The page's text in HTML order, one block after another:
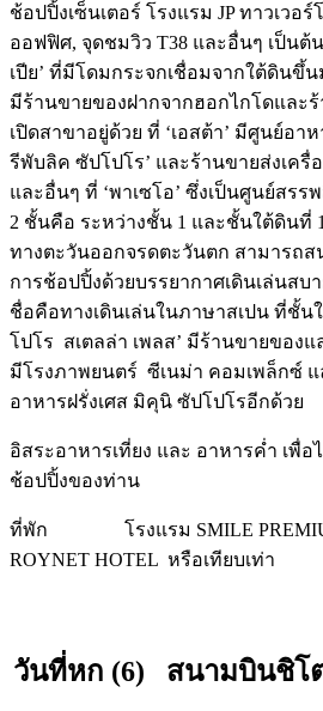
ช้อปปิ้งเซ็นเตอร์ โรงแรม JP ทาวเวอ
ออฟฟิศ, จุดชมวิว T38 และอื่นๆ เป็นต้
เปีย’ ที่มีโดมกระจกเชื่อมจากใต้ดินขึ้
มีร้านขายของฝากจากฮอกไกโดและ
เปิดสาขาอยู่ด้วย ที่ ‘เอสต้า’ มีศูนย์อา
รีพับลิค ซัปโปโร’ และร้านขายส่งเค
และอื่นๆ ที่ ‘พาเซโอ’ ซึ่งเป็นศูนย์สร
2 ชั้นคือ ระหว่างชั้น 1 และชั้นใต้ดินที่
ทางตะวันออกจรดตะวันตก สามารถส
การช้อปปิ้งด้วยบรรยากาศเดินเล่นส
ชื่อคือทางเดินเล่นในภาษาสเปน ที่ชั้น
โปโร สเตลล่า เพลส’ มีร้านขายของ
มีโรงภาพยนตร์ ซีเนม่า คอมเพล็กซ์
อาหารฝรั่งเศส มิคุนิ ซัปโปโรอีกด้วย
อิสระอาหารเที่ยง และ อาหารค่ำ เพื่อ
ช้อปปิ้งของท่าน
ที่พัก โรงแรม SMILE PREMIUM
ROYNET HOTEL หรือเทียบเท่า
วันที่หก (6) สนามบินชิโต